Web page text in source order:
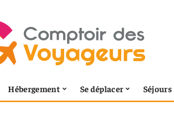
Hébergement Se déplacer Séjours